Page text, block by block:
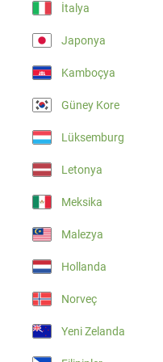
İtalya
Japonya
Kamboçya
Güney Kore
Lüksemburg
Letonya
Meksika
Malezya
Hollanda
Norveç
Yeni Zelanda